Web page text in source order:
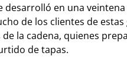
desarrolló en una
de los clientes de
la cadena, quienes
de tapas.